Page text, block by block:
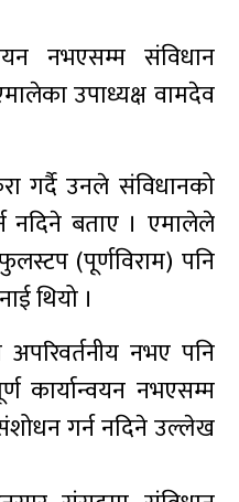
नभएसम्म संविधान
उपाध्यक्ष वामदेव
गर्दै उनले संविधानको
नदिने बताए । एमालेले
(पूर्णविराम) पनि
थियो ।
नभए पनि
कार्यान्वयन नभएसम्म
गर्न नदिने उल्लेख